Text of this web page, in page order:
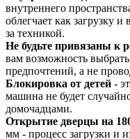
внутреннего
облегчает как загрузку
за техникой.
Не будьте привязаны к
вам возможность
предпочтений, а не
Блокировка от детей -
машина не будет
домочадцами.
Открытие дверцы на
мм - процесс загрузки и